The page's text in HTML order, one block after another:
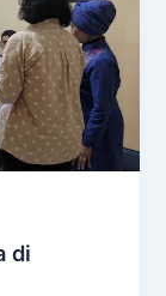
di